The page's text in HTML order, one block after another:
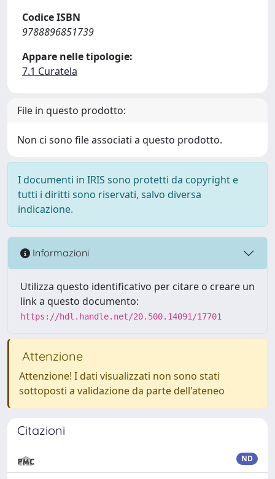
Codice ISBN
9788896851739
Appare nelle tipologie:
7.1 Curatela
File in questo prodotto:
Non ci sono file associati a questo prodotto.
I documenti in IRIS sono protetti da copyright e
tutti i diritti sono riservati, salvo diversa
indicazione.
Informazioni
Utilizza questo identificativo per citare o creare un
link a questo documento:
https://hdl.handle.net/20.500.14091/17701
Attenzione
Attenzione! I dati visualizzati non sono stati
sottoposti a validazione da parte dell'ateneo
Citazioni
ND